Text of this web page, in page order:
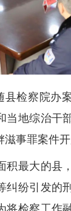
县检察院办
当地综治干
事罪案件
积最大的县
纠纷引发的
将检察工作